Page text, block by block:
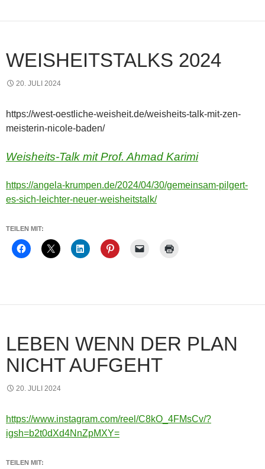
WEISHEITSTALKS 2024
20. JULI 2024
https://west-oestliche-weisheit.de/weisheits-talk-mit-zen-
meisterin-nicole-baden/
Weisheits-Talk mit Prof. Ahmad Karimi
https://angela-krumpen.de/2024/04/30/gemeinsam-pilgert-
es-sich-leichter-neuer-weisheitstalk/
TEILEN MIT:
LEBEN WENN DER PLAN
NICHT AUFGEHT
20. JULI 2024
https://www.instagram.com/reel/C8kO_4FMsCv/?
igsh=b2t0dXd4NnZpMXY=
TEILEN MIT: